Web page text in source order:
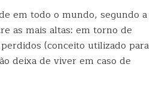
em todo o mundo, segundo a
as mais altas: em torno de
(conceito utilizado para
deixa de viver em caso de